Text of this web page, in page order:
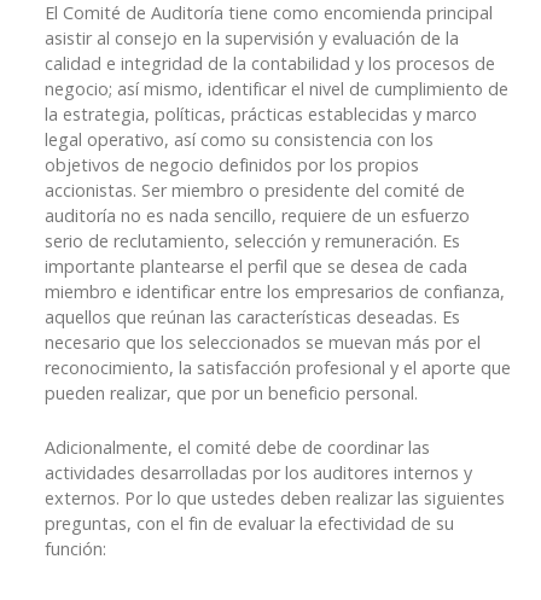
El Comité de Auditoría tiene como encomienda principal
asistir al consejo en la supervisión y evaluación de la
calidad e integridad de la contabilidad y los procesos de
negocio; así mismo, identificar el nivel de cumplimiento de
la estrategia, políticas, prácticas establecidas y marco
legal operativo, así como su consistencia con los
objetivos de negocio definidos por los propios
accionistas. Ser miembro o presidente del comité de
auditoría no es nada sencillo, requiere de un esfuerzo
serio de reclutamiento, selección y remuneración. Es
importante plantearse el perfil que se desea de cada
miembro e identificar entre los empresarios de confianza,
aquellos que reúnan las características deseadas. Es
necesario que los seleccionados se muevan más por el
reconocimiento, la satisfacción profesional y el aporte que
pueden realizar, que por un beneficio personal.
Adicionalmente, el comité debe de coordinar las
actividades desarrolladas por los auditores internos y
externos. Por lo que ustedes deben realizar las siguientes
preguntas, con el fin de evaluar la efectividad de su
función: